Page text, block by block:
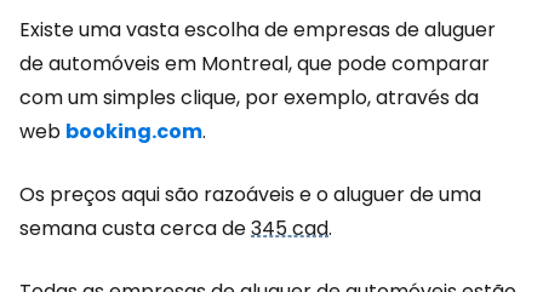
Existe uma vasta escolha de empresas de aluguer
de automóveis em Montreal, que pode comparar
com um simples clique, por exemplo, através da
web booking.com.
Os preços aqui são razoáveis e o aluguer de uma
semana custa cerca de345 cad.